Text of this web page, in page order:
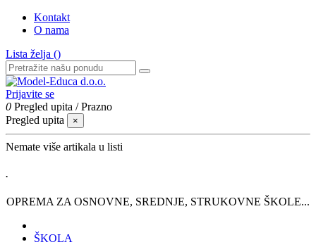
Kontakt
O nama
Lista želja ()
Prijavite se
0 Pregled upita /Prazno
Pregled upita
×
Nemate više artikala u listi
.
OPREMA ZA OSNOVNE, SREDNJE, STRUKOVNE ŠKOLE...
ŠKOLA